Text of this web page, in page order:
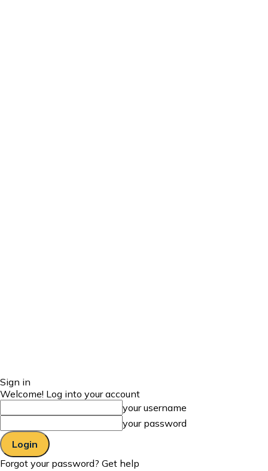
Sign in
Welcome! Log into your account
your username
your password
Forgot your password? Get help